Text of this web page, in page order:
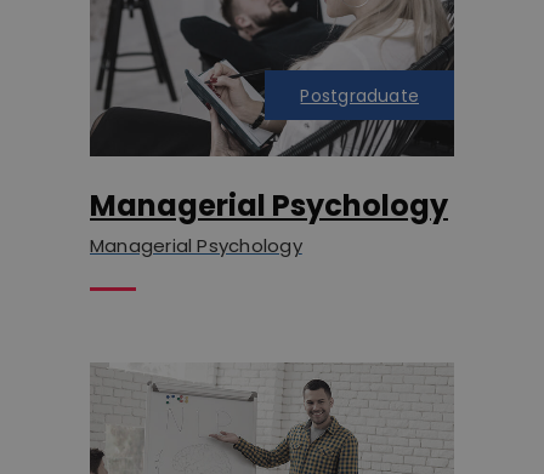
Postgraduate
Managerial Psychology
Managerial Psychology